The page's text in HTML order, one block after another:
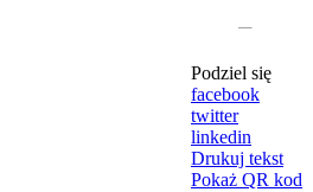
Podziel się
facebook
twitter
linkedin
Drukuj tekst
Pokaż QR kod